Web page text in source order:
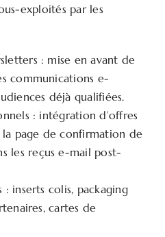
exploités par les
: mise en avant de
communications e-
déjà qualifiées.
: intégration d’offres
la page de confirmation de
les reçus e-mail post-
: inserts colis, packaging
cartes de